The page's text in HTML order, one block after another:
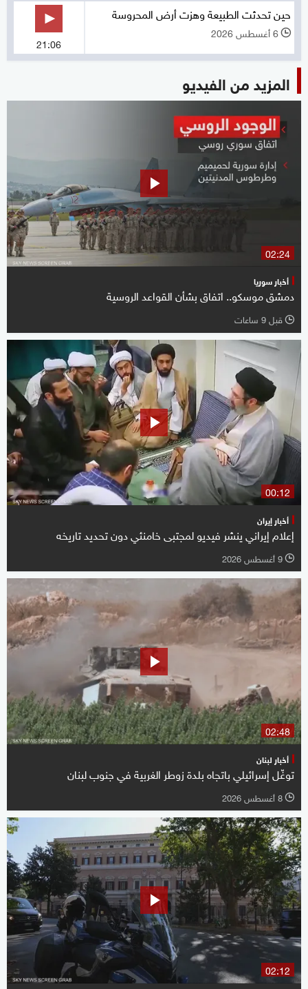
حين تحدثت الطبيعة وهزت أرض المحروسة
l 6 أغسطس 2026
21:06
المزيد من الفيديو
02:24
أخبار سوريا
دمشق موسكو.. اتفاق بشأن القواعد الروسية
l قبل 9 ساعات
00:12
أخبار إيران
إعلام إيراني ينشر فيديو لمجتبى خامنئي دون تحديد تاريخه
l 9 أغسطس 2026
02:48
أخبار لبنان
توغّل إسرائيلي باتجاه بلدة زوطر الغربية في جنوب لبنان
l 8 أغسطس 2026
02:12